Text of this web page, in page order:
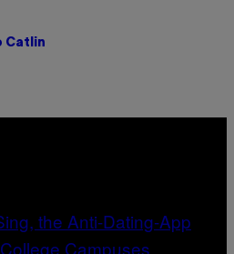
Catlin